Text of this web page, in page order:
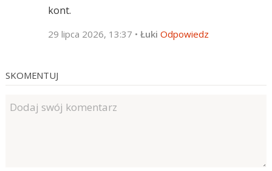
kont.
29 lipca 2026, 13:37 • Łuki Odpowiedz
SKOMENTUJ